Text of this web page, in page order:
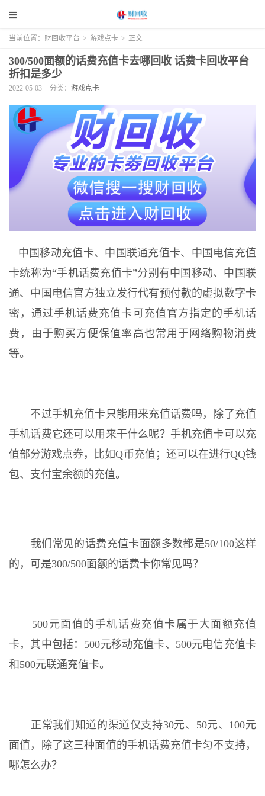
当前位置： 财回收平台 > 游戏点卡 > 正文
300/500面额的话费充值卡去哪回收 话费卡回收平台
折扣是多少
2022-05-03 分类： 游戏点卡
中国移动充值卡、中国联通充值卡、中国电信充值
卡统称为“手机话费充值卡”分别有中国移动、中国联
通、中国电信官方独立发行代有预付款的虚拟数字卡
密，通过手机话费充值卡可充值官方指定的手机话
费，由于购买方便保值率高也常用于网络购物消费
等。
不过手机充值卡只能用来充值话费吗，除了充值
手机话费它还可以用来干什么呢？手机充值卡可以充
值部分游戏点券，比如Q币充值；还可以在进行QQ钱
包、支付宝余额的充值。
我们常见的话费充值卡面额多数都是50/100这样
的，可是300/500面额的话费卡你常见吗？
500元面值的手机话费充值卡属于大面额充值
卡，其中包括：500元移动充值卡、500元电信充值卡
和500元联通充值卡。
正常我们知道的渠道仅支持30元、50元、100元
面值，除了这三种面值的手机话费充值卡匀不支持，
哪怎么办？